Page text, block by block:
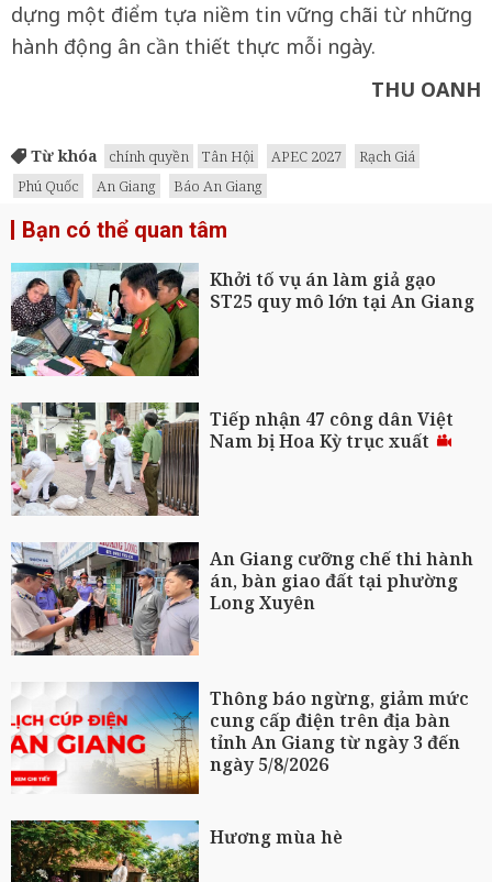
dựng một điểm tựa niềm tin vững chãi từ những
hành động ân cần thiết thực mỗi ngày.
THU OANH
Từ khóa chính quyền Tân Hội APEC 2027
Rạch Giá
Phú Quốc
An Giang Báo An Giang
Bạn có thể quan tâm
Khởi tố vụ án làm giả gạo
ST25 quy mô lớn tại An Giang
Tiếp nhận 47 công dân Việt
Nam bị Hoa Kỳ trục xuất
An Giang cưỡng chế thi hành
án, bàn giao đất tại phường
Long Xuyên
Thông báo ngừng, giảm mức
cung cấp điện trên địa bàn
tỉnh An Giang từ ngày 3 đến
ngày 5/8/2026
Hương mùa hè